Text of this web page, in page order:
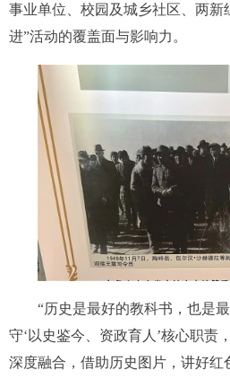
事业单位、校园及城乡社区、两新
进”活动的覆盖面与影响力。
“历史是最好的教科书，也是
守‘以史鉴今、资政育人’核心职责
深度融合，借助历史图片，讲好红